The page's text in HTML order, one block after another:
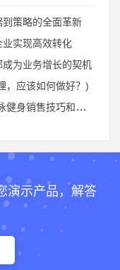
策略的全面革新
实现高效转化
为业务增长的契机
，应该如何做好？)
销售技巧和话术)
演示产品，解答